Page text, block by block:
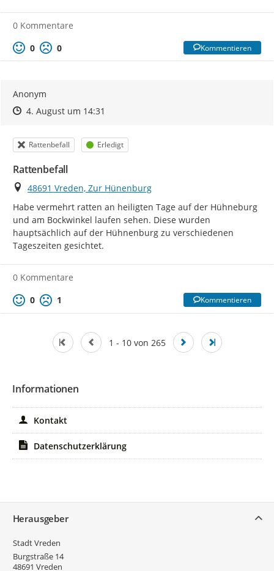
0 Kommentare
0
0 Kommentieren
Anonym
Zeitpunkt des Erstellens
Zeitpunkt des Erstellens
4. August um 14:31
Kategorie
Rattenbefall Status
Erledigt
Rattenbefall
Ort
48691 Vreden, Zur Hünenburg
Habe vermehrt ratten an heiligten Tage auf der Hühneburg
und am Bockwinkel laufen sehen. Diese wurden
hauptsächlich auf der Hühnenburg zu verschiedenen
Tageszeiten gesichtet.
0 Kommentare
0
1 Kommentieren
1 - 10 von 265
Informationen
Kontakt
Datenschutzerklärung
Herausgeber
Stadt Vreden
Burgstraße 14
48691 Vreden